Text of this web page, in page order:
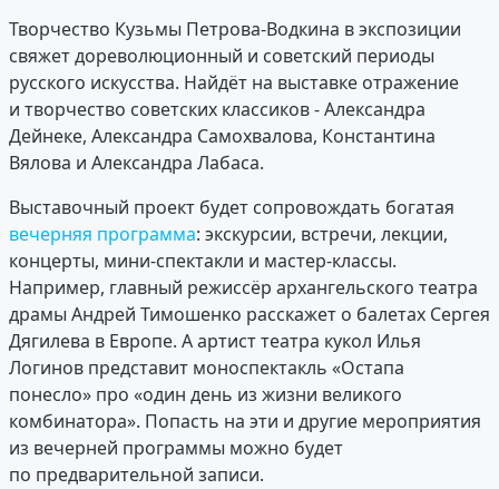
Творчество Кузьмы Петрова-Водкина в экспозиции
свяжет дореволюционный и советский периоды
русского искусства. Найдёт на выставке отражение
и творчество советских классиков - Александра
Дейнеке, Александра Самохвалова, Константина
Вялова и Александра Лабаса.
Выставочный проект будет сопровождать богатая
вечерняя программа: экскурсии, встречи, лекции,
концерты, мини-спектакли и мастер-классы.
Например, главный режиссёр архангельского театра
драмы Андрей Тимошенко расскажет о балетах Сергея
Дягилева в Европе. А артист театра кукол Илья
Логинов представит моноспектакль «Остапа
понесло» про «один день из жизни великого
комбинатора». Попасть на эти и другие мероприятия
из вечерней программы можно будет
по предварительной записи.